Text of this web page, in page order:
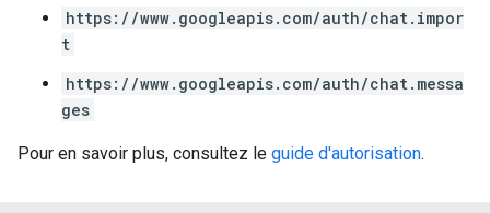
https://www.googleapis.com/auth/chat.impor
t
https://www.googleapis.com/auth/chat.messa
ges
Pour en savoir plus, consultez le guide d'autorisation.